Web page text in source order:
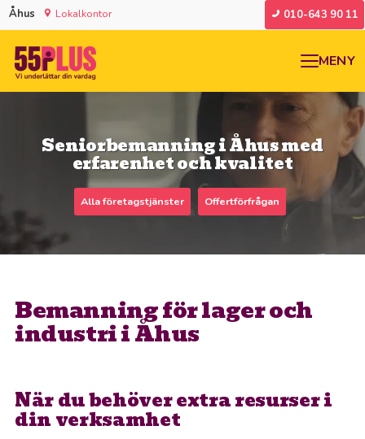
Åhus Lokalkontor 010-643 90 11
MENY
Seniorbemanning i Åhus med
erfarenhet och kvalitet
Alla företagstjänster Offertförfrågan
Bemanning för lager och
industri i Åhus
När du behöver extra resurser i
din verksamhet